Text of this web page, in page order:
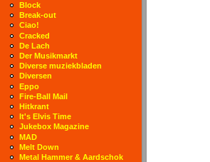
Block
Break-out
Ciao!
Cracked
De Lach
Der Musikmarkt
Diverse muziekbladen
Diversen
Eppo
Fire-Ball Mail
Hitkrant
It's Elvis Time
Jukebox Magazine
MAD
Melt Down
Metal Hammer & Aardschok